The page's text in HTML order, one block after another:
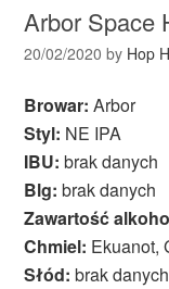
Arbor Space
20/02/2020 by Hop
Browar: Arbor
Styl: NE IPA
IBU: brak danych
Blg: brak danych
Zawartość
Chmiel: Ekuanot,
Słód: brak danych